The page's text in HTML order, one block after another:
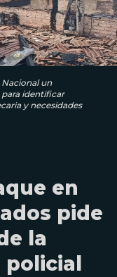
un
identificar
y necesidades
en
pide
la